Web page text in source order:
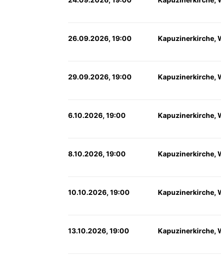
26.09.2026, 19:00 Kapuzinerkirche,
29.09.2026, 19:00 Kapuzinerkirche,
6.10.2026, 19:00 Kapuzinerkirche,
8.10.2026, 19:00 Kapuzinerkirche,
10.10.2026, 19:00 Kapuzinerkirche,
13.10.2026, 19:00 Kapuzinerkirche,